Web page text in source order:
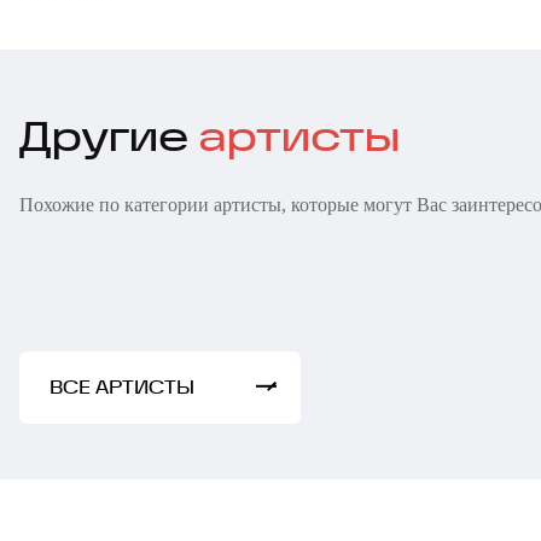
Другие артисты
Похожие по категории артисты, которые могут Вас
Кудрявцева
Александр
Васильев
ВСЕ АРТИСТЫ